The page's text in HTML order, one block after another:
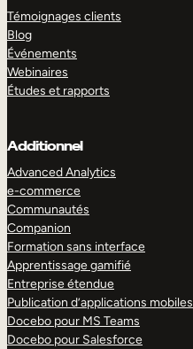
Témoignages clients
Blog
Événements
Webinaires
Études et rapports
Additionnel
Advanced Analytics
e-commerce
Communautés
Companion
Formation sans interface
Apprentissage gamifié
Entreprise étendue
Publication d’applications mobiles
Docebo pour MS Teams
Docebo pour Salesforce